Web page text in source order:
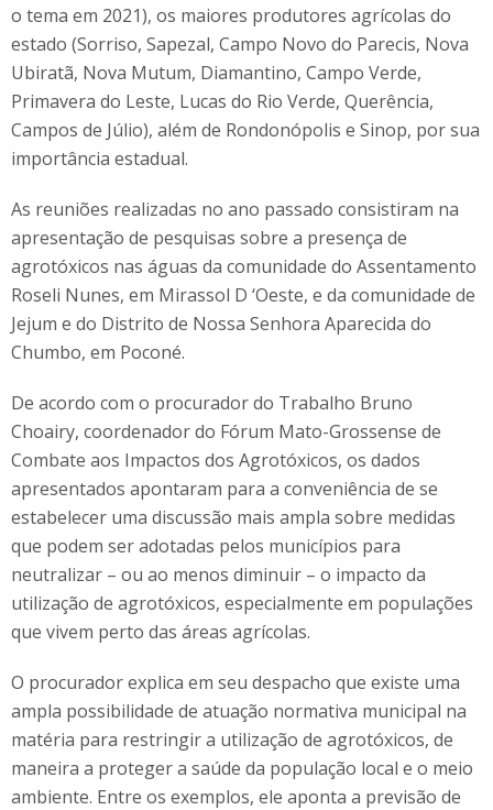
o tema em 2021), os maiores produtores agrícolas do
estado (Sorriso, Sapezal, Campo Novo do Parecis, Nova
Ubiratã, Nova Mutum, Diamantino, Campo Verde,
Primavera do Leste, Lucas do Rio Verde, Querência,
Campos de Júlio), além de Rondonópolis e Sinop, por sua
importância estadual.
As reuniões realizadas no ano passado consistiram na
apresentação de pesquisas sobre a presença de
agrotóxicos nas águas da comunidade do Assentamento
Roseli Nunes, em Mirassol D ‘Oeste, e da comunidade de
Jejum e do Distrito de Nossa Senhora Aparecida do
Chumbo, em Poconé.
De acordo com o procurador do Trabalho Bruno
Choairy, coordenador do Fórum Mato-Grossense de
Combate aos Impactos dos Agrotóxicos, os dados
apresentados apontaram para a conveniência de se
estabelecer uma discussão mais ampla sobre medidas
que podem ser adotadas pelos municípios para
neutralizar – ou ao menos diminuir – o impacto da
utilização de agrotóxicos, especialmente em populações
que vivem perto das áreas agrícolas.
O procurador explica em seu despacho que existe uma
ampla possibilidade de atuação normativa municipal na
matéria para restringir a utilização de agrotóxicos, de
maneira a proteger a saúde da população local e o meio
ambiente. Entre os exemplos, ele aponta a previsão de